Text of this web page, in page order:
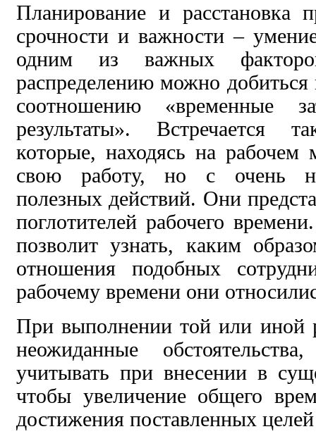
Планирование и расстановка
срочности и важности –
одним из важных
распределению можно
соотношению «временные
результаты».
Встречается
которые, находясь на рабочем
свою работу, но с очень
полезных действий. Они
поглотителей рабочего
позволит узнать, каким
отношения подобных
рабочему времени они
При выполнении той или иной
неожиданные
учитывать при внесении в
чтобы увеличение общего
достижения поставленных